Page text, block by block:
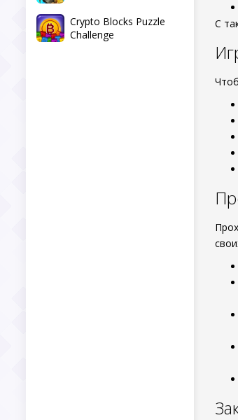
Crypto Blocks Puzzle
Challenge
С